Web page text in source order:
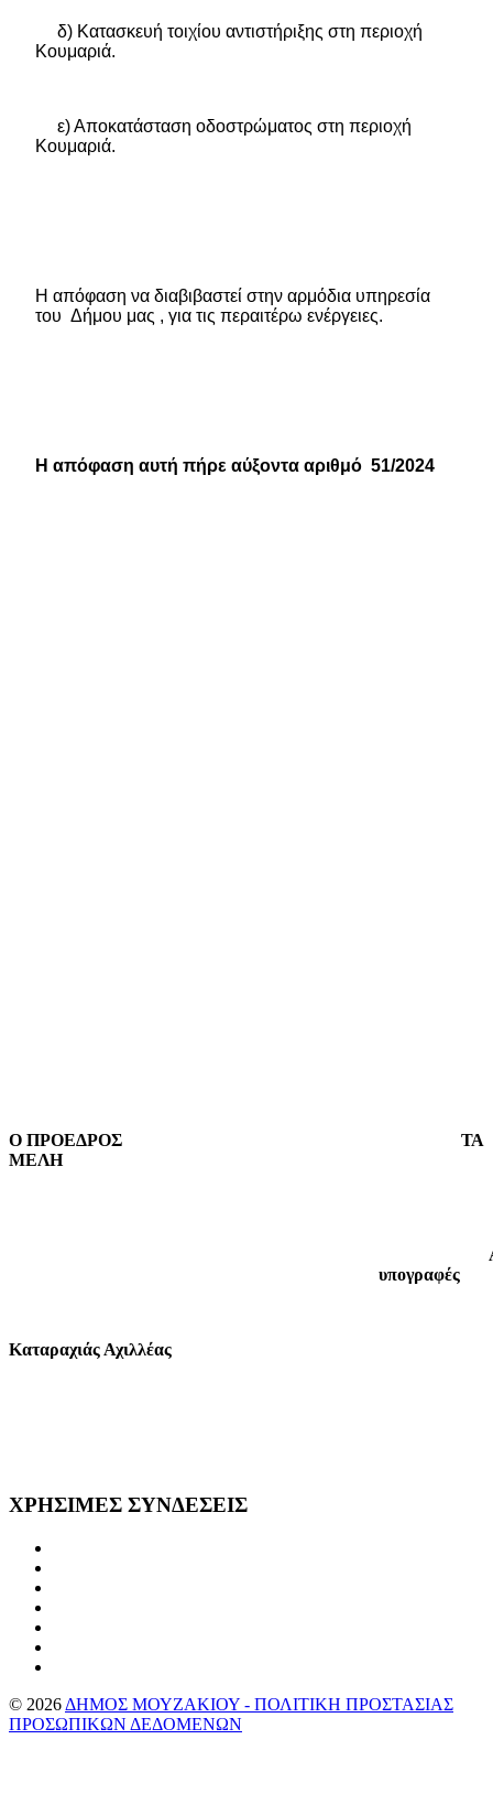
δ) Κατασκευή τοιχίου αντιστήριξης στη περιοχή
Κουμαριά.
ε)Αποκατάσταση οδοστρώματος στη περιοχή
Κουμαριά.
Η απόφαση να διαβιβαστεί στην αρμόδια υπηρεσία
του Δήμου μας , για τις περαιτέρω ενέργειες.
Η απόφαση αυτή πήρε αύξοντα αριθμό 51/2024
Ο ΠΡΟΕΔΡΟΣ
ΤΑ
ΜΕΛΗ
υπογραφές
Καταραχιάς Αχιλλέας
ΧΡΗΣΙΜΕΣ ΣΥΝΔΕΣΕΙΣ
© 2026 ΔΗΜΟΣ ΜΟΥΖΑΚΙΟΥ - ΠΟΛΙΤΙΚΗ ΠΡΟΣΤΑΣΙΑΣ
ΠΡΟΣΩΠΙΚΩΝ ΔΕΔΟΜΕΝΩΝ